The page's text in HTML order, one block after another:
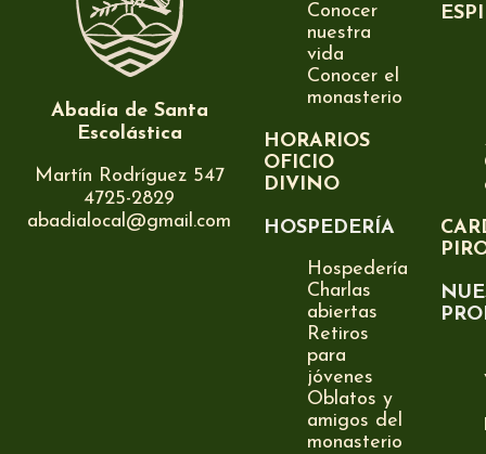
Abadía de Santa
Escolástica
Martín Rodríguez 547
4725-2829
abadialocal@gmail.com
Conocer
nuestra
vida
Conocer el
monasterio
HORARIOS
OFICIO
DIVINO
HOSPEDERÍA
Hospedería
Charlas
abiertas
Retiros
para
jóvenes
Oblatos y
amigos del
monasterio